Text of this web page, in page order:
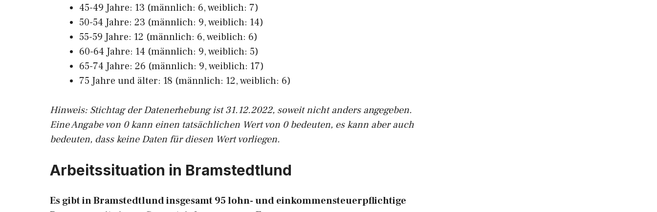
45-49 Jahre: 13 (männlich: 6, weiblich: 7)
50-54 Jahre: 23 (männlich: 9, weiblich: 14)
55-59 Jahre: 12 (männlich: 6, weiblich: 6)
60-64 Jahre: 14 (männlich: 9, weiblich: 5)
65-74 Jahre: 26 (männlich: 9, weiblich: 17)
75 Jahre und älter: 18 (männlich: 12, weiblich: 6)
Hinweis: Stichtag der Datenerhebung ist 31.12.2022, soweit nicht anders angegeben.
Eine Angabe von 0 kann einen tatsächlichen Wert von 0 bedeuten, es kann aber auch
bedeuten, dass keine Daten für diesen Wert vorliegen.
Arbeitssituation in Bramstedtlund
Es gibt in Bramstedtlund insgesamt 95 lohn- und einkommensteuerpflichtige